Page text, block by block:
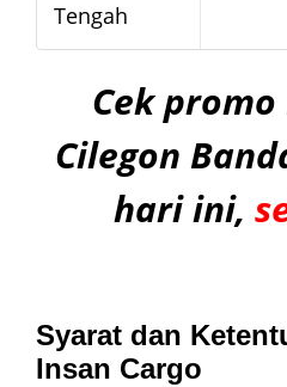
Tengah
Cek
Cilegon
hari ini,
Syarat dan
Insan Cargo